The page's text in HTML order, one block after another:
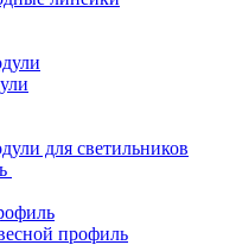
для светильников
профиль